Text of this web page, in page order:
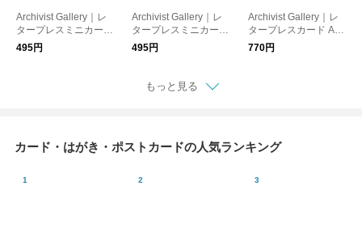
Archivist Gallery｜レ
タープレスミニカード
Seahorses［メール
便］
495円
Archivist Gallery｜レ
タープレスミニカード
Partridge in a Pear Tr
ee［メール便］［ク
495円
Archivist Gallery｜レ
タープレスカード Aria
na Birthday Cake［メ
ール便］
770円
もっと見る
カード・はがき・ポストカードの人気ランキング